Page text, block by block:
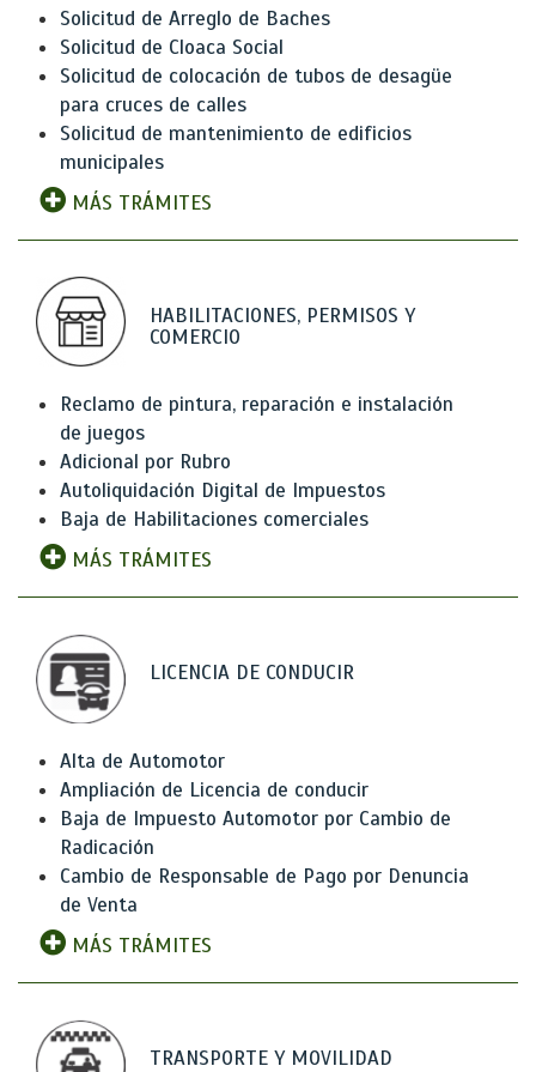
Solicitud de Arreglo de Baches
Solicitud de Cloaca Social
Solicitud de colocación de tubos de desagüe
para cruces de calles
Solicitud de mantenimiento de edificios
municipales
MÁS TRÁMITES
HABILITACIONES, PERMISOS Y
COMERCIO
Reclamo de pintura, reparación e instalación
de juegos
Adicional por Rubro
Autoliquidación Digital de Impuestos
Baja de Habilitaciones comerciales
MÁS TRÁMITES
LICENCIA DE CONDUCIR
Alta de Automotor
Ampliación de Licencia de conducir
Baja de Impuesto Automotor por Cambio de
Radicación
Cambio de Responsable de Pago por Denuncia
de Venta
MÁS TRÁMITES
TRANSPORTE Y MOVILIDAD